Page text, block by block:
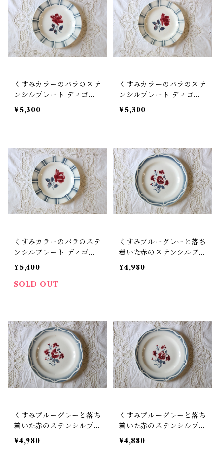
くすみカラーのバラのステ
ンシルプレート ディゴワ
ンサルグミンヌ (DIGOIN
SARREGUEMINES) 『D
¥5,300
くすみカラーのバラのステ
ンシルプレート ディゴワ
ンサルグミンヌ (DIGOIN
SARREGUEMINES) 『D
¥5,300
くすみカラーのバラのステ
ンシルプレート ディゴワ
ンサルグミンヌ (DIGOIN
SARREGUEMINES) 『D
AUPHIN』 アンティーク
¥5,400
SOLD OUT
くすみブルーグレーと落ち
着いた赤のステンシルプレ
ート ディゴワンサルグミ
ンヌ (DIGOIN SARREG
¥4,980
くすみブルーグレーと落ち
着いた赤のステンシルプレ
ート ディゴワンサルグミ
ンヌ (DIGOIN SARREG
¥4,980
くすみブルーグレーと落ち
着いた赤のステンシルプレ
ート ディゴワンサルグミ
ンヌ (DIGOIN SARREG
¥4,880